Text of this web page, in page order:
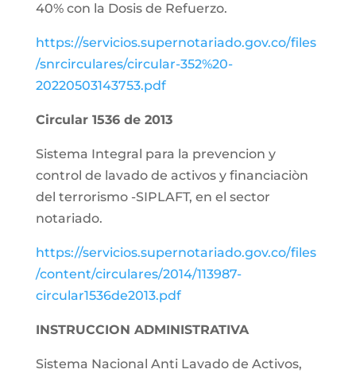
40% con la Dosis de Refuerzo.
https://servicios.supernotariado.gov.co/files
/snrcirculares/circular-352%20-
20220503143753.pdf
Circular 1536 de 2013
Sistema Integral para la prevencion y
control de lavado de activos y financiaciòn
del terrorismo -SIPLAFT, en el sector
notariado.
https://servicios.supernotariado.gov.co/files
/content/circulares/2014/113987-
circular1536de2013.pdf
INSTRUCCION ADMINISTRATIVA
Sistema Nacional Anti Lavado de Activos,